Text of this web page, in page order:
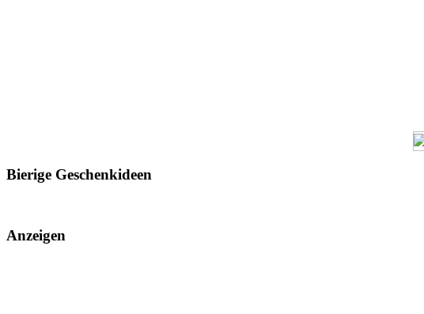
Bierige Geschenkideen
Anzeigen